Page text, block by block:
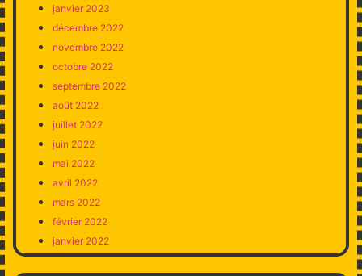
janvier 2023
décembre 2022
novembre 2022
octobre 2022
septembre 2022
août 2022
juillet 2022
juin 2022
mai 2022
avril 2022
mars 2022
février 2022
janvier 2022